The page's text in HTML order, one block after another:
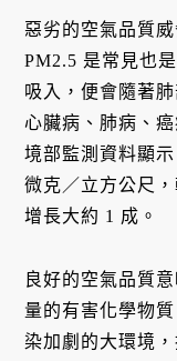
惡劣的空氣品質
PM2.5 是常見也
吸入，便會隨著
心臟病、肺病、
境部監測資料顯
微克／立方公尺
增長大約 1 成。
良好的空氣品質
量的有害化學物
染加劇的大環境